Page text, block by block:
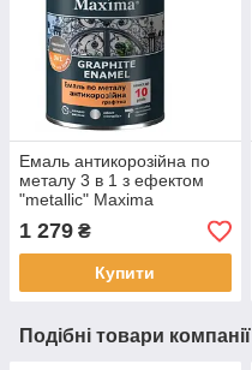
Емаль антикорозійна по
металу 3 в 1 з ефектом
"metallic" Maxima
Коричнева 2.3кг текстура
мерехтіння маскує та
вирівнює нерівності
1 279 ₴
Купити
Подібні товари компанії